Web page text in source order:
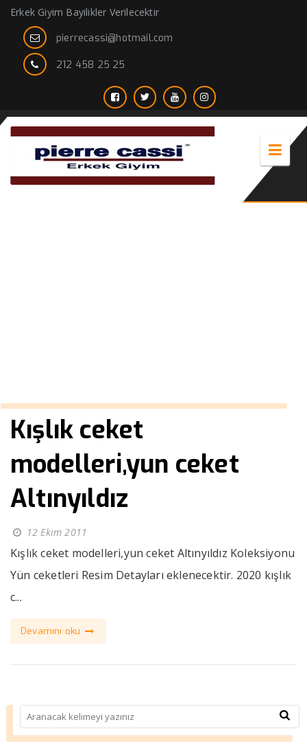
Erkek Giyim Bayilikler Verilecektir
pierrecassi@hotmail.com
212 458 25 25
Kışlık ceket
modelleri,yun ceket
Altınyıldız
12 Ekim 2011
Kışlık ceket modelleri,yun ceket Altınyıldız Koleksiyonu
Yün ceketleri Resim Detayları eklenecektir. 2020 kışlık
c...
Devamını oku